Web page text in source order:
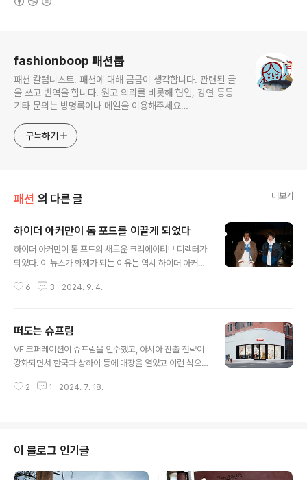
fashionboop 패션붑
패션 칼럼니스트. 패션에 대해 곰곰이 생각합니다. 관련된 글
을 쓰고 번역을 합니다. 원고 의뢰를 비롯해 협업, 강연 등등
기타 문의는 방명록이나 메일을 이용해주세요
구독하기
패션 의 다른 글 더보기
하이더 아커만이 톰 포드를 이끌게 되었다
하이더 아커만이 톰 포드의 새로운 크리에이티브 디렉터가
되었다. 이 뉴스가 화제가 되는 이유는 역시 하이더 아커만
포드와 유사한 이미지로 화제가 되었지만 크리에이티브 디
에 없다면 빈티지를 찾으면 된다. 익숙한 이름이지만 새롭
고, 그래서 멋지기 때문에 브랜드는 생명을 이어갈 수 있
다. 최근의 근황 중 하나인 아프가니스탄의 여성 권리를 보
수익금의 100%를 기부하는 후드 티셔츠를 티모시 샬라메
6 3 2024. 9. 4.
떠도는 슈프림
VF 코퍼레이션이 슈프림을 인수했고, 아시아 진출 전략이
강화되면서 한국과 상하이 등에 매장을 열었고 이런 식으
인수했다는 소식이 들려왔다. VF가 잘 다룰 줄 모르는 영역
억 불에 매각)를 감수하면서 팔았지만 주식 시장은 긍정적
으로 반응해 7%가 올랐고 VF의 대차대조표에도 긍정적일
거라는 예상이다. 에실로룩소티카와 VF 쪽에서 오피셜 소
2 1 2024. 7. 18.
이 블로그 인기글